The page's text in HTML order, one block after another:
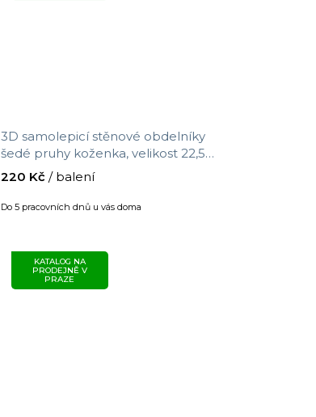
3D samolepicí stěnové obdelníky
šedé pruhy koženka, velikost 22,5
cm x 69 cm
Do 5 pracovních dnů u vás doma
220 Kč / balení
KATALOG NA
PRODEJNĚ V
PRAZE